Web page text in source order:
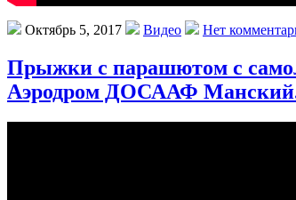
Октябрь 5, 2017 Видео Нет
Прыжки с парашютом с
Аэродром ДОСААФ Манский.